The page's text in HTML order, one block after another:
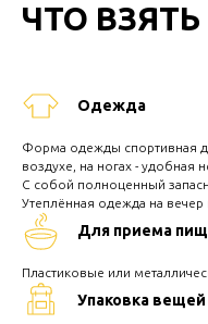
ЧТО
Одежда
Форма одежды спортивная
воздухе, на ногах - удобная
С собой полноценный
Утеплённая одежда на вечер
Для приема
Пластиковые или
Упаковка вещей